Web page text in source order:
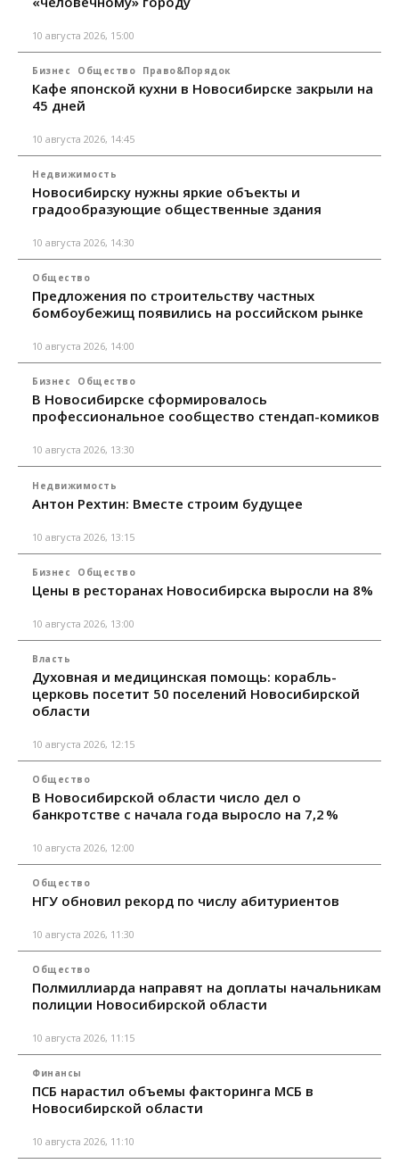
10 августа 2026, 15:00
Бизнес Общество Право&Порядок
Кафе японской кухни в Новосибирске закрыли на
45 дней
10 августа 2026, 14:45
Недвижимость
Новосибирску нужны яркие объекты и
градообразующие общественные здания
10 августа 2026, 14:30
Общество
Предложения по строительству частных
бомбоубежищ появились на российском рынке
10 августа 2026, 14:00
Бизнес Общество
В Новосибирске сформировалось
профессиональное сообщество стендап-комиков
10 августа 2026, 13:30
Недвижимость
Антон Рехтин: Вместе строим будущее
10 августа 2026, 13:15
Бизнес Общество
Цены в ресторанах Новосибирска выросли на 8%
10 августа 2026, 13:00
Власть
Духовная и медицинская помощь: корабль-
церковь посетит 50 поселений Новосибирской
области
10 августа 2026, 12:15
Общество
В Новосибирской области число дел о
банкротстве с начала года выросло на 7,2 %
10 августа 2026, 12:00
Общество
НГУ обновил рекорд по числу абитуриентов
10 августа 2026, 11:30
Общество
Полмиллиарда направят на доплаты начальникам
полиции Новосибирской области
10 августа 2026, 11:15
Финансы
ПСБ нарастил объемы факторинга МСБ в
Новосибирской области
10 августа 2026, 11:10